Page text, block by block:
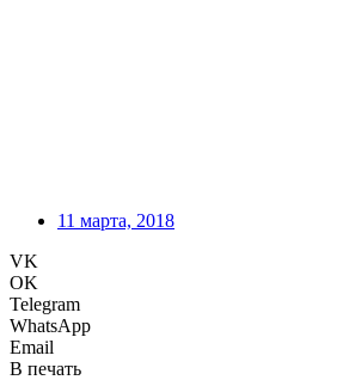
11 марта, 2018
VK
OK
Telegram
WhatsApp
Email
В печать